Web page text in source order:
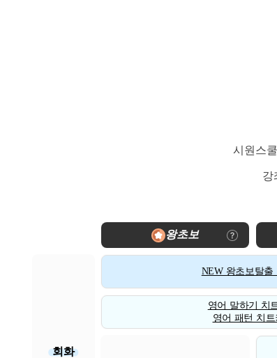
시원스
강
왕초보
회화
NEW 왕초보탈출
영어 말하기 치
영어 패턴 치트